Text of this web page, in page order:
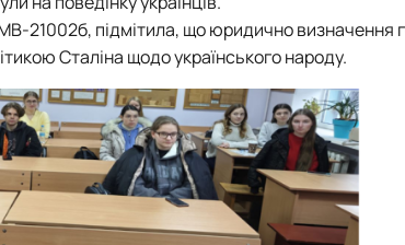
21002б, підмітила, що юридично визначення
Сталіна щодо українського народу.